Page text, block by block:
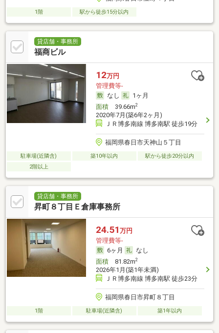
1階 駅から徒歩15分以内
貸店舗・事務所
福商ビル
12万円
管理費等-
なし
1ヶ月
面積39.66m2
2020年7月(築6年2ヶ月)
ＪＲ博多南線 博多南駅 徒歩19分
福岡県春日市天神山５丁目
駐車場(近隣含) 築10年以内
駅から徒歩20分以内
2階以上
貸店舗・事務所
昇町８丁目Ｅ倉庫事務所
24.51 万円
管理費等-
6ヶ月
なし
面積81.82m2
2026年1月(築1年未満)
ＪＲ博多南線 博多南駅 徒歩23分
福岡県春日市昇町８丁目
1階 駐車場(近隣含) 築1年以内